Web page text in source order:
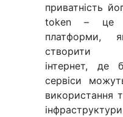
приватність
token – це
платформи,
створити
інтернет, де
сервіси
використання